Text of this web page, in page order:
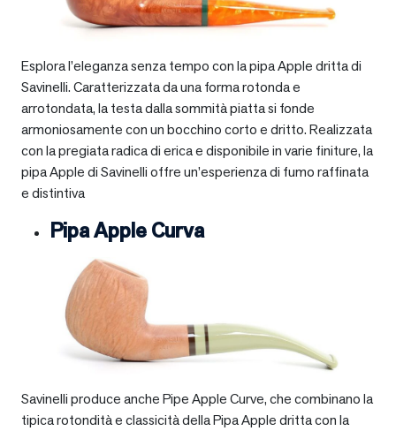
Esplora l’eleganza senza tempo con la pipa Apple dritta di
Savinelli. Caratterizzata da una forma rotonda e
arrotondata, la testa dalla sommità piatta si fonde
armoniosamente con un bocchino corto e dritto. Realizzata
con la pregiata radica di erica e disponibile in varie finiture, la
pipa Apple di Savinelli offre un’esperienza di fumo raffinata
e distintiva
Pipa Apple Curva
Savinelli produce anche Pipe Apple Curve, che combinano la
tipica rotondità e classicità della Pipa Apple dritta con la